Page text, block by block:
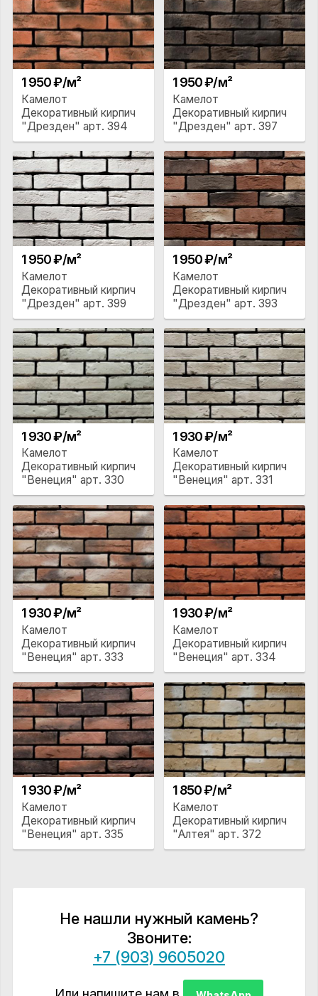
1 950 ₽/м²
Камелот
Декоративный кирпич
"Дрезден" арт. 394
1 950 ₽/м²
Камелот
Декоративный кирпич
"Дрезден" арт. 397
1 950 ₽/м²
Камелот
Декоративный кирпич
"Дрезден" арт. 399
1 950 ₽/м²
Камелот
Декоративный кирпич
"Дрезден" арт. 393
1 930 ₽/м²
Камелот
Декоративный кирпич
"Венеция" арт. 330
1 930 ₽/м²
Камелот
Декоративный кирпич
"Венеция" арт. 331
1 930 ₽/м²
Камелот
Декоративный кирпич
"Венеция" арт. 333
1 930 ₽/м²
Камелот
Декоративный кирпич
"Венеция" арт. 334
1 930 ₽/м²
Камелот
Декоративный кирпич
"Венеция" арт. 335
1 850 ₽/м²
Камелот
Декоративный кирпич
"Алтея" арт. 372
Не нашли нужный камень?
Звоните:
+7 (903) 9605020